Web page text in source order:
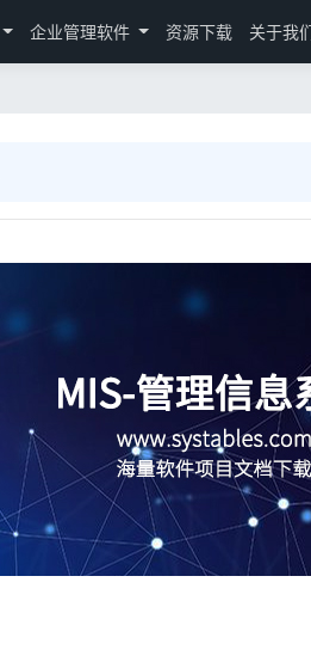
企业管理软件 资源下载 关于我